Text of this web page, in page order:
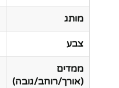
מותג
צבע
ממדים
(אורך/רוחב/גובה)